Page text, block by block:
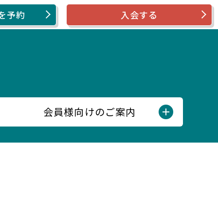
予約 入会する
会員様向けのご案内